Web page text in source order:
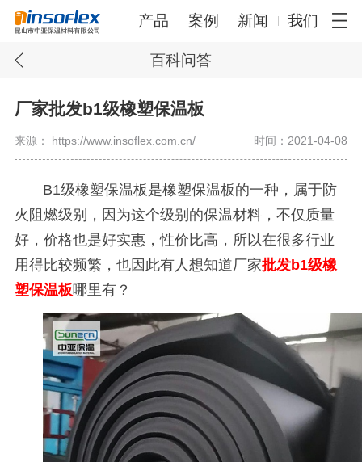
产品 案例 新闻 我们
百科问答
厂家批发b1级橡塑保温板
来源： https://www.insoflex.com.cn/ 时间：2021-04-08
B1级橡塑保温板是橡塑保温板的一种，属于防
火阻燃级别，因为这个级别的保温材料，不仅质量
好，价格也是好实惠，性价比高，所以在很多行业
用得比较频繁，也因此有人想知道厂家批发b1级橡
塑保温板哪里有？